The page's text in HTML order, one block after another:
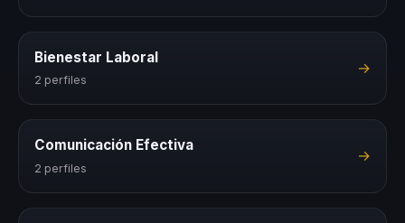
Bienestar Laboral
2 perfiles
→
Comunicación Efectiva
2 perfiles
→